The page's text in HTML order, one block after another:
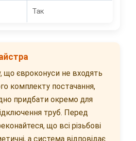
Так
що євроконуси не входять
комплекту постачання,
придбати окремо для
труб. Перед
що всі різьбові
а система відповідає